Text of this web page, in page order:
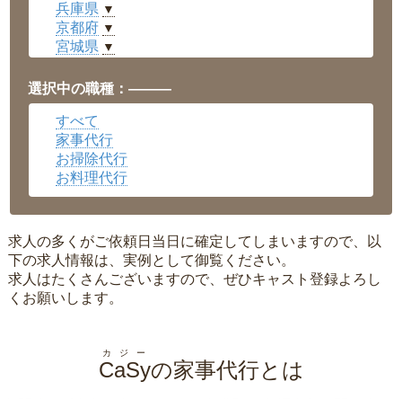
兵庫県 ▼
京都府 ▼
宮城県 ▼
福井県 ▼
岡山県 ▼
広島県
沖縄県 ▼
選択中の職種：———
すべて
家事代行
お掃除代行
お料理代行
求人の多くがご依頼日当日に確定してしまいますので、以
下の求人情報は、実例として御覧ください。
求人はたくさんございますので、ぜひキャスト登録よろし
くお願いします。
CaSy
カジー
の家事代行とは